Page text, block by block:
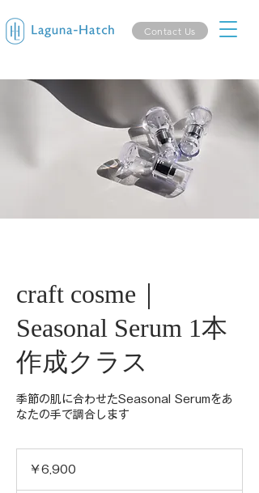
Contact Us
craft cosme｜
Seasonal Serum 1本
作成クラス
季節の肌に合わせたSeasonal Serumをあ
なたの手で調合します
￥6,900